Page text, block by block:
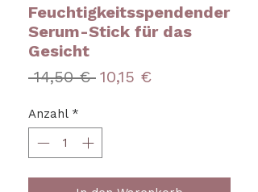
Feuchtigkeitsspendender
Serum-Stick für das
Gesicht
14,50 € Standardpreis
10,15 €Sale-
Anzahl *